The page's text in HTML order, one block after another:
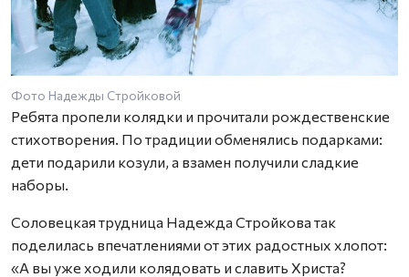
Фото Надежды Стройковой
Ребята пропели колядки и прочитали рождественские
стихотворения. По традиции обменялись подарками:
дети подарили козули, а взамен получили сладкие
наборы.
Соловецкая трудница Надежда Стройкова так
поделилась впечатлениями от этих радостных хлопот:
«А вы уже ходили колядовать и славить Христа?